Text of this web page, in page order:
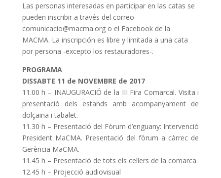
Las personas interesadas en participar en las catas se
pueden inscribir a través del correo
comunicacio@macma.org o el Facebook de la
MACMA. La inscripción es libre y limitada a una cata
por persona -excepto los restauradores-.
PROGRAMA
DISSABTE 11 de NOVEMBRE de 2017
11.00 h – INAUGURACIÓ de la III Fira Comarcal. Visita i
presentació dels estands amb acompanyament de
dolçaina i tabalet.
11.30 h – Presentació del Fòrum d’enguany: Intervenció
President MaCMA. Presentació del fòrum a càrrec de
Gerència MaCMA.
11.45 h – Presentació de tots els cellers de la comarca
12.45 h – Projecció audiovisual